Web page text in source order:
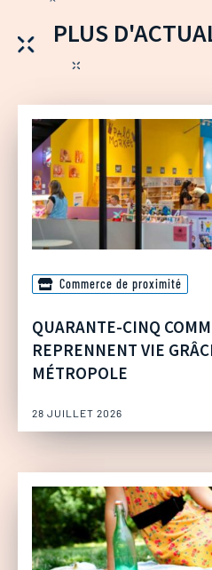
PLUS
Commerce de proximité
QUARANTE-CINQ
REPRENNENT VIE
MÉTROPOLE
28 JUILLET 2026